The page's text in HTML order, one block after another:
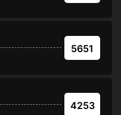
5651
4253